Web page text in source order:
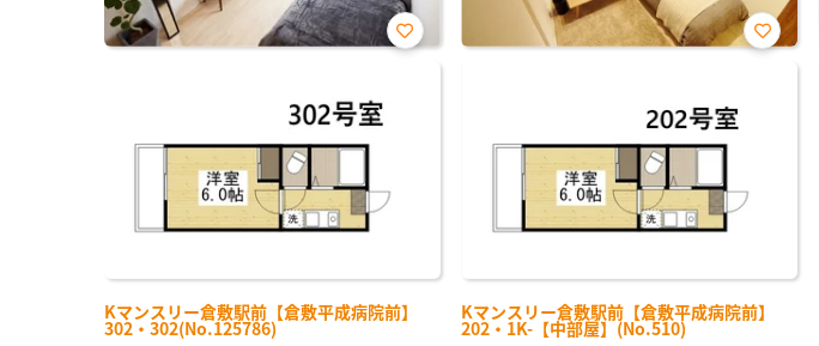
Kマンスリー倉敷駅前【倉敷平成病院前】
302・302(No.125786)
お気
Kマンスリー倉敷駅前【倉敷平成病院前】
202・1K-【中部屋】(No.510)
お気